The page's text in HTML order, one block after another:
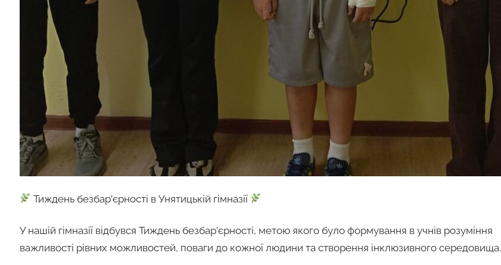
Тиждень безбар’єрності в Унятицькій гімназії
У нашій гімназії відбувся Тиждень безбар’єрності, метою якого було формування в учнів розуміння
важливості рівних можливостей, поваги до кожної людини та створення інклюзивного середовища.